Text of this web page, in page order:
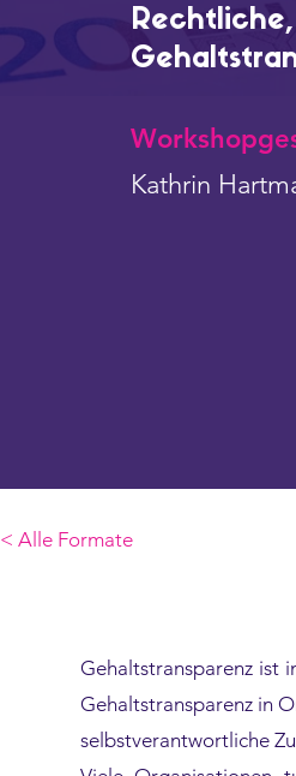
Kathrin
< Alle Formate
Gehaltstransparenz ist
Gehaltstransparenz in
selbstverantwortliche